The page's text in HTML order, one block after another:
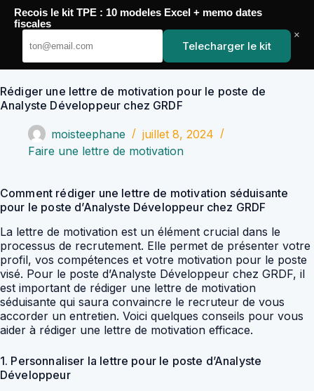
Passer
contenu
YoupiJobs
Rédiger une lettre de motivation pour le poste de
Analyste Développeur chez GRDF
moisteephane
juillet 8, 2024
Faire une lettre de motivation
Comment rédiger une lettre de motivation séduisante
pour le poste d’Analyste Développeur chez GRDF
La lettre de motivation est un élément crucial dans le
processus de recrutement. Elle permet de présenter votre
profil, vos compétences et votre motivation pour le poste
visé. Pour le poste d’Analyste Développeur chez GRDF, il
est important de rédiger une lettre de motivation
séduisante qui saura convaincre le recruteur de vous
accorder un entretien. Voici quelques conseils pour vous
aider à rédiger une lettre de motivation efficace.
1. Personnaliser la lettre pour le poste d’Analyste
Développeur
Recois le kit TPE : 10 modeles Excel + memo dates
fiscales
Telecharger le kit
×